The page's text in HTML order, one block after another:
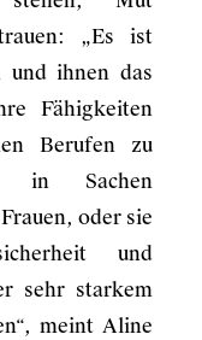
„Es ist
und ihnen das
Fähigkeiten
Berufen zu
in Sachen
oder sie
und
sehr starkem
meint Aline